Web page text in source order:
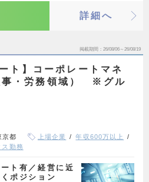
詳細へ
掲載期間 26/08/06～26/08/19
ト】コーポレートマネ
事・労務領域） ※グル
京都 上場企業
年収600万以上
ス勤務
ト有／経営に近
ポジション